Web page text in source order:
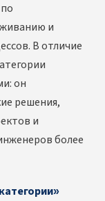
и
В отличие
он
решения,
и
более